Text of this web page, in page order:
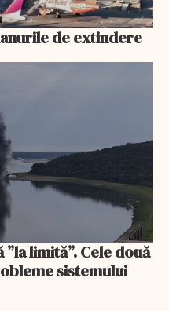
de extindere
limită”. Cele două
sistemului